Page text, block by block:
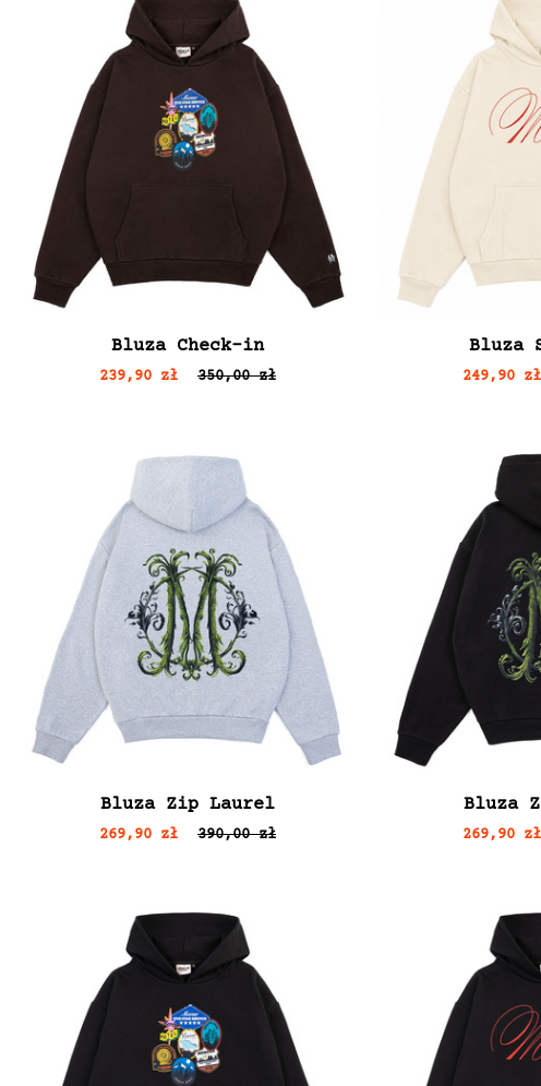
Bluza Check-in
239,90 zł 350,00 zł
Bluza
249,90 zł
Bluza Zip Laurel
269,90 zł 390,00 zł
Bluza
269,90 zł